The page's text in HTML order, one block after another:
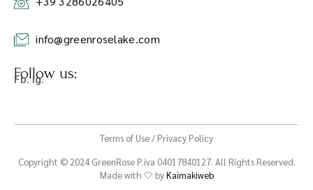
info@greenroselake.com
Follow us:
Fb. Ig.
Terms of Use / Privacy Policy
Copyright © 2024 GreenRose P.iva 04017840127. All Rights Reserved.
Made with 🤍 byKaimakiweb